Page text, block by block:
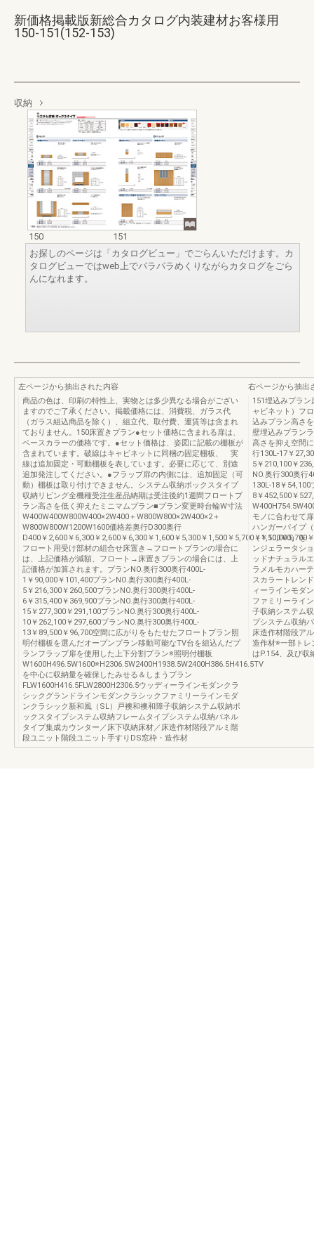
新価格掲載版新総合カタログ内装建材お客様用
150-151(152-153)
収納
150
151
お探しのページは「カタログビュー」でごらんいただけます。カ
タログビューではweb上でパラパラめくりながらカタログをごら
んになれます。
左ページから抽出された内容
商品の色は、印刷の特性上、実物とは多少異なる場合がござい
ますのでご了承ください。掲載価格には、消費税、ガラス代
（ガラス組込商品を除く）、組立代、取付費、運賃等は含まれ
ておりません。150床置きプラン●セット価格に含まれる扉は、
ベースカラーの価格です。●セット価格は、姿図に記載の棚板が
含まれています。破線はキャビネットに同梱の固定棚板、 実
線は追加固定・可動棚板を表しています。必要に応じて、別途
追加発注してください。●フラップ扉の内側には、追加固定（可
動）棚板は取り付けできません。システム収納ボックスタイプ
収納リビング全機種受注生産品納期は受注後約1週間フロートプ
ラン高さを低く抑えたミニマムプラン■プラン変更時台輪W寸法
W400W400W800W400×2W400＋W800W800×2W400×2＋
W800W800W1200W1600価格差奥行D300奥行
D400￥2,600￥6,300￥2,600￥6,300￥1,600￥5,300￥1,500￥5,700￥1,500￥5,700
フロート用受け部材の組合せ床置き→フロートプランの場合に
は、上記価格が減額、フロート→床置きプランの場合には、上
記価格が加算されます。プランNO.奥行300奥行400L-
1￥90,000￥101,400プランNO.奥行300奥行400L-
5￥216,300￥260,500プランNO.奥行300奥行400L-
6￥315,400￥369,900プランNO.奥行300奥行400L-
15￥277,300￥291,100プランNO.奥行300奥行400L-
10￥262,100￥297,600プランNO.奥行300奥行400L-
13￥89,500￥96,700空間に広がりをもたせたフロートプラン照
明付棚板を選んだオープンプラン移動可能なTV台を組込んだプ
ランフラップ扉を使用した上下分割プラン※照明付棚板
W1600H496.5W1600※H2306.5W2400H1938.5W2400H386.5H416.5TV
を中心に収納量を確保したみせる＆しまうプラン
FLW1600H416.5FLW2800H2306.5ウッディーラインモダンクラ
シックグランドラインモダンクラシックファミリーラインモダ
ンクラシック新和風（SL）戸襖和襖和障子収納システム収納ボ
ックスタイプシステム収納フレームタイプシステム収納パネル
タイプ集成カウンター／床下収納床材／床造作材階段アルミ階
段ユニット階段ユニット手すりDS窓枠・造作材
右ページから抽出
151埋込みプラ
ャビネット）フ
込みプラン高さ
壁埋込みプラン
高さを抑え空間
行130L-17￥
5￥210,100￥
NO.奥行300奥行
130L-18￥54,100
8￥452,500￥
モノに合わせて
ハンガーパイプ
（￥10,000）を
ンジェラータシ
ッドナチュラル
ラメルモカハー
スカラートレン
ィーラインモダ
ファミリーライ
子収納システム
プシステム収納
床造作材階段ア
造作材※一部トレ
はP.154、及び収